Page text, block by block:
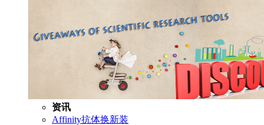
资讯
Affinity抗体换新装